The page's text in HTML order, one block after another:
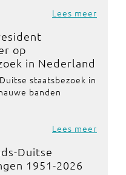
Lees meer
op
in Nederland
staatsbezoek in
banden
Lees meer
Duitse
1951-2026